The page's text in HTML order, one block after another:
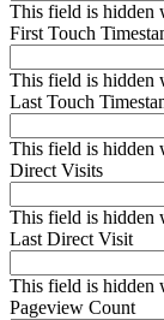
This field is hidden
First Touch
This field is hidden
Last Touch
This field is hidden
Direct Visits
This field is hidden
Last Direct Visit
This field is hidden
Pageview Count